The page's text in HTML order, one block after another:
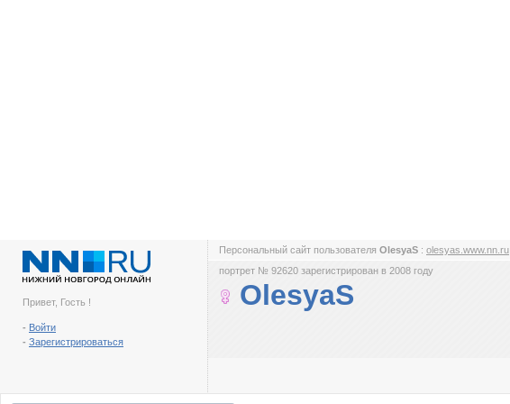
Привет, Гость !
- Войти
- Зарегистрироваться
Персональный сайт пользователя OlesyaS : olesyas.www.nn.ru
портрет № 92620 зарегистрирован в 2008 году
OlesyaS